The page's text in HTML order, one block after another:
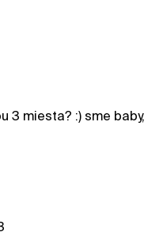
3 miesta? :) sme baby,